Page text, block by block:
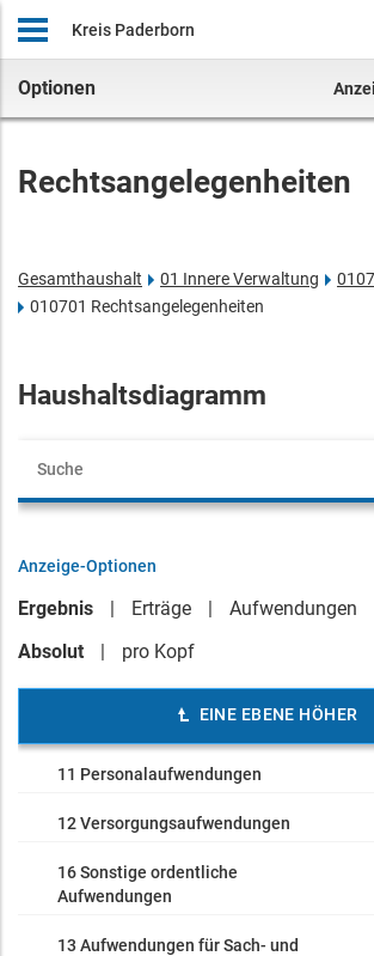
Kreis Paderborn
Optionen
Rechtsangelegenheiten
Gesamthaushalt 01 Innere Verwaltung
010701 Rechtsangelegenheiten
Haushaltsdiagramm
Anzeige-Optionen
Ergebnis Erträge
Aufwendungen
Absolut
pro Kopf
EINE EBENE HÖHER
11 Personalaufwendungen
12 Versorgungsaufwendungen
16 Sonstige ordentliche
Aufwendungen
13 Aufwendungen für Sach- und